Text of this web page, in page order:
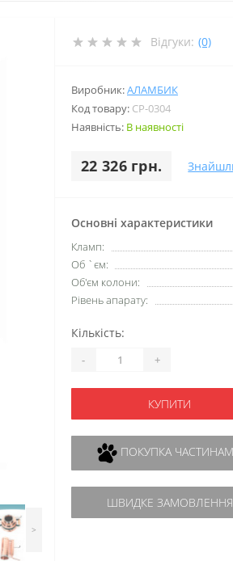
>
Відгуки: (0)
Виробник:АЛАМБИК
Код товару: CP-0304
Наявність: В наявності
22 326 грн.
Основні характеристики
Кламп:
Об `єм:
Об'єм колони:
Рівень апарату:
Кількість:
- +
КУПИТИ
ПОКУПКА
ШВИДКЕ ЗАМОВЛЕННЯ